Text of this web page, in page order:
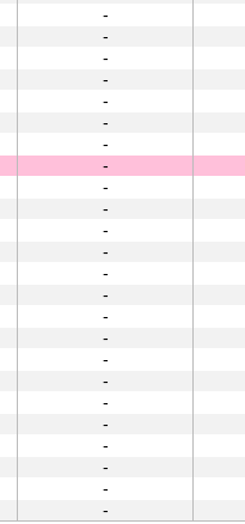
-
-
-
-
-
-
-
-
-
-
-
-
-
-
-
-
-
-
-
-
-
-
-
-